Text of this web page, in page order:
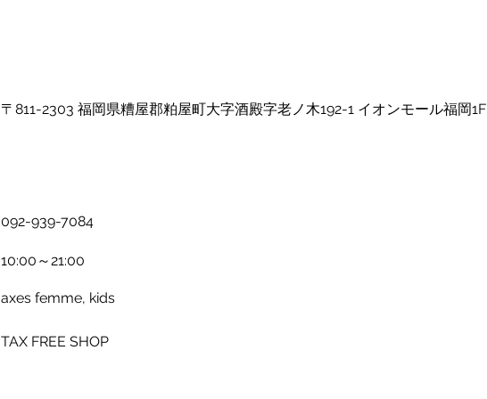
〒811-2303 福岡県糟屋郡粕屋町大字酒殿字老ノ木192-1 イオンモール福岡1F
092-939-7084
10:00～21:00
axes femme, kids
TAX FREE SHOP